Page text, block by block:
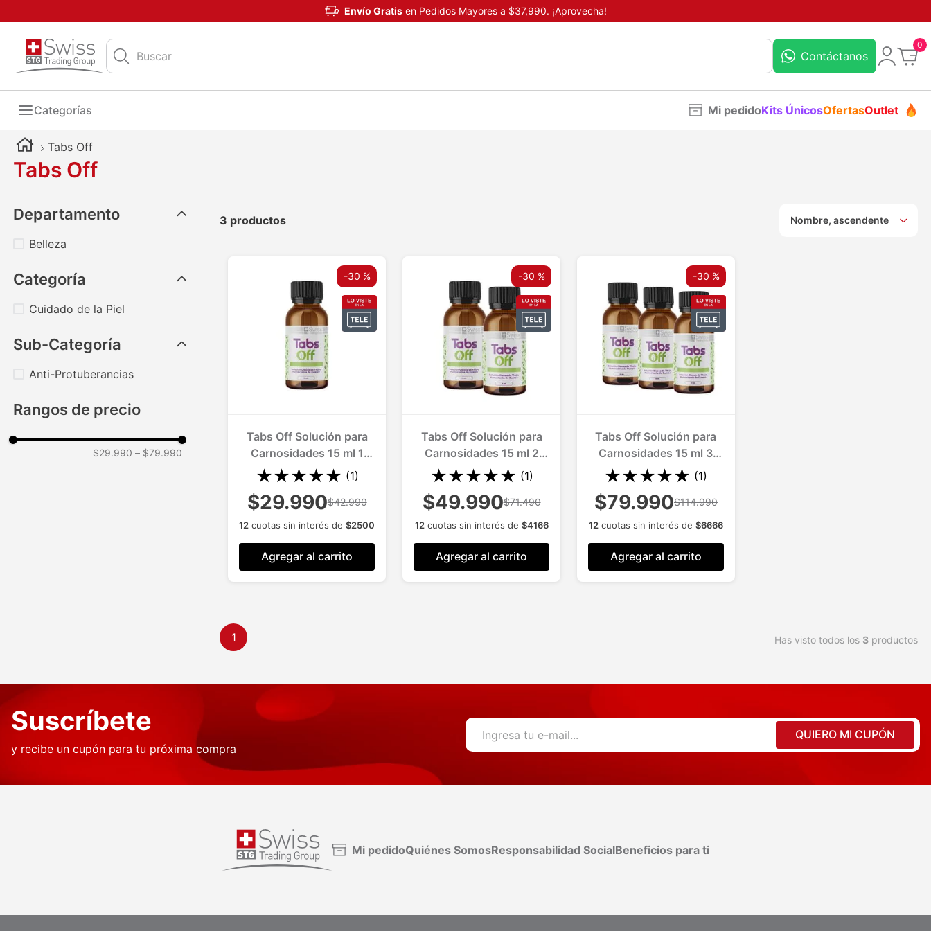
Envío Gratisen Pedidos Mayores a $37,990. ¡Aprovecha!
Buscar
Contáctanos
0
Categorías Mi pedidoKits ÚnicosOfertasOutlet
Tabs Off
Tabs Off
Departamento
Belleza
Categoría
Cuidado de la Piel
Sub-Categoría
Anti-Protuberancias
Rangos de precio
$29.990 – $79.990
3 productos Nombre, ascendente
-30 %
Tabs Off Solución para
Carnosidades 15 ml 1
Und.
★★★★★ (1)
$29.990$42.990
12 cuotas sin interés de$2500
Agregar al carrito
-30 %
Tabs Off Solución para
Carnosidades 15 ml 2
Und.
★★★★★ (1)
$49.990$71.490
12cuotas sin interés de $4166
Agregar al carrito
-30 %
Tabs Off Solución para
Carnosidades 15 ml 3
Und.
★★★★★ (1)
$79.990$114.990
12cuotas sin interés de $6666
Agregar al carrito
1 Has visto todos los 3productos
Suscríbete
y recibe un cupón para tu próxima compra
QUIERO MI CUPÓN
Mi pedidoQuiénes SomosResponsabilidad SocialBeneficios para ti